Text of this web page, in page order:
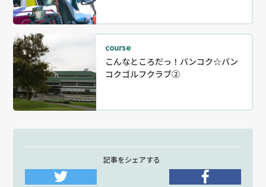
course
こんなところだっ！バンコク☆バン
コクゴルフクラブ②
記事をシェアする